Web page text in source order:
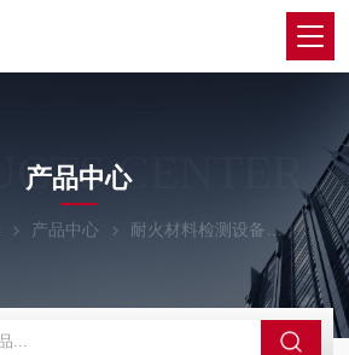
CENTER
产品中心
产品中心 耐火材料检测设备 耐火